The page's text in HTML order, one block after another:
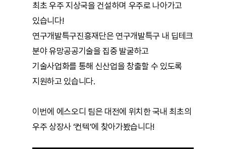
최초 우주 지상국을 건설하며 우주로 나아가고
있습니다!
연구개발특구진흥재단은 연구개발특구 내 딥테크
분야 유망공공기술을 집중 발굴하고
기술사업화를 통해 신산업을 창출할 수 있도록
지원하고 있습니다.
이번에 에스오디 팀은 대전에 위치한 국내 최초의
우주 상장사 ‘컨텍’에 찾아가봤습니다!